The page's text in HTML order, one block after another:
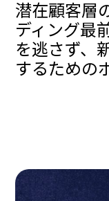
潜在顧客層
ディング最
を逃さず、
するための